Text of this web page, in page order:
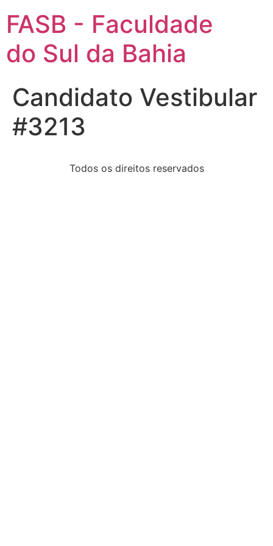
FASB - Faculdade
do Sul da Bahia
Candidato Vestibular
#3213
Todos os direitos reservados